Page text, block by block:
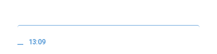
13:09